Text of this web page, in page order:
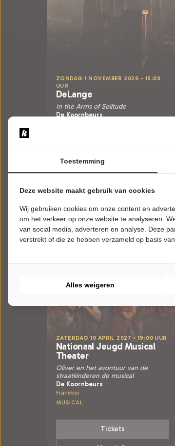
ZONDAG 1 NOVEMBER 2026 • 15:00
UUR
DeLange
In the Arms of Solitude
De Koornbeurs
Tickets
ZATERDAG 10 APRIL 2027 • 19:00 UUR
Nationaal Jeugd Musical
Theater
Oliver en het avontuur van de
straatkinderen de musical
De Koornbeurs
Franeker
MUSICAL
Tickets
Toestemming
Deze website maakt gebruik van cookies
Wij gebruiken cookies om onze content en
om het verkeer op onze website te analyseren.
van social media, adverteren en analyse. Deze
verstrekt of die ze hebben verzameld op basis
Alles weigeren